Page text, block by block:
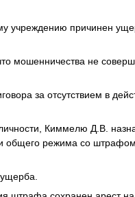
учреждению причинен
мошенничества не
за отсутствием в
Киммелю Д.В.
общего режима со